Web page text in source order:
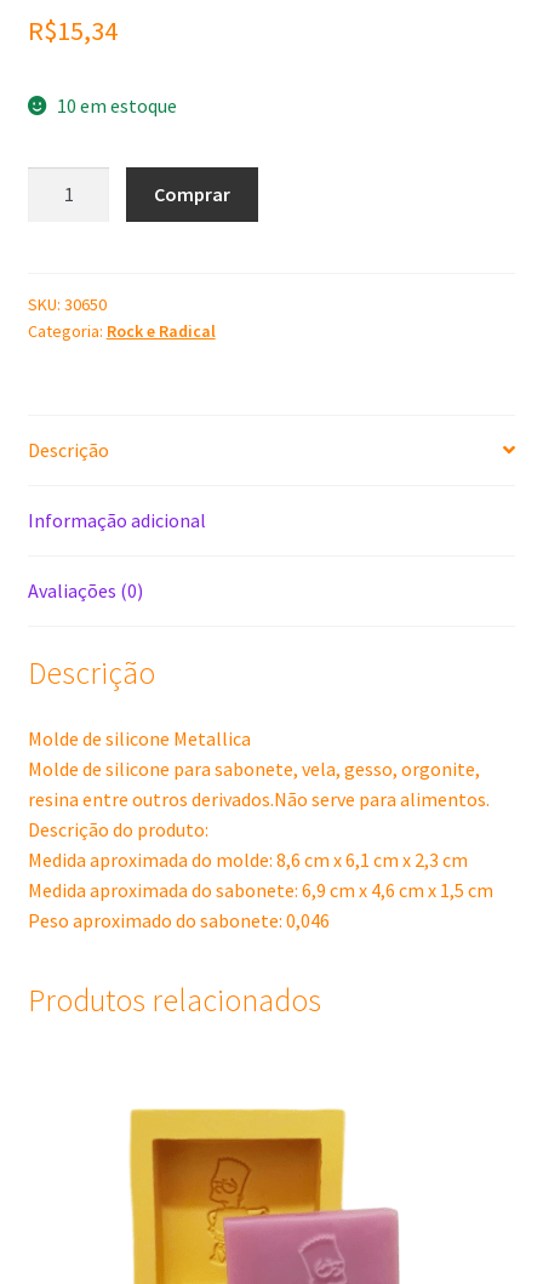
R$15,34
10 em estoque
quantidade
Comprar
SKU: 30650
Categoria: Rock e Radical
Descrição
Informação adicional
Avaliações (0)
Descrição
Molde de silicone Metallica
Molde de silicone para sabonete, vela, gesso, orgonite,
resina entre outros derivados.Não serve para alimentos.
Descrição do produto:
Medida aproximada do molde: 8,6 cm x 6,1 cm x 2,3 cm
Medida aproximada do sabonete: 6,9 cm x 4,6 cm x 1,5 cm
Peso aproximado do sabonete: 0,046
Produtos relacionados